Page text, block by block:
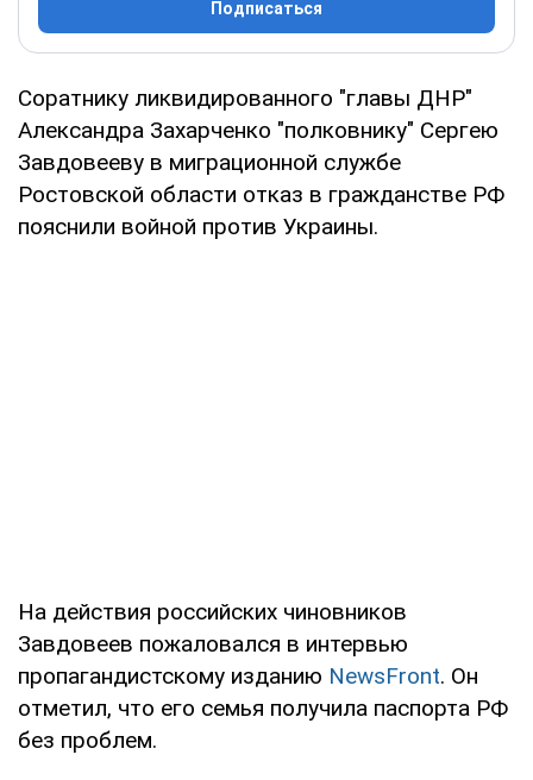
Подписаться
Cоратнику ликвидированного "главы ДНР"
Александра Захарченко "полковнику" Сергею
Завдовееву в миграционной службе
Ростовской области отказ в гражданстве РФ
пояснили войной против Украины.
На действия российских чиновников
Завдовеев пожаловался в интервью
пропагандистскому изданию NewsFront. Он
отметил, что его семья получила паспорта РФ
без проблем.